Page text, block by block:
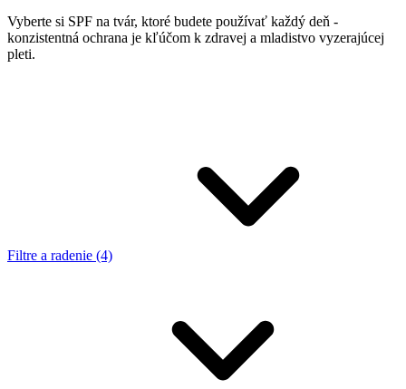
Vyberte si SPF na tvár, ktoré budete používať každý deň -
konzistentná ochrana je kľúčom k zdravej a mladistvo vyzerajúcej
pleti.
Filtre a radenie (4)